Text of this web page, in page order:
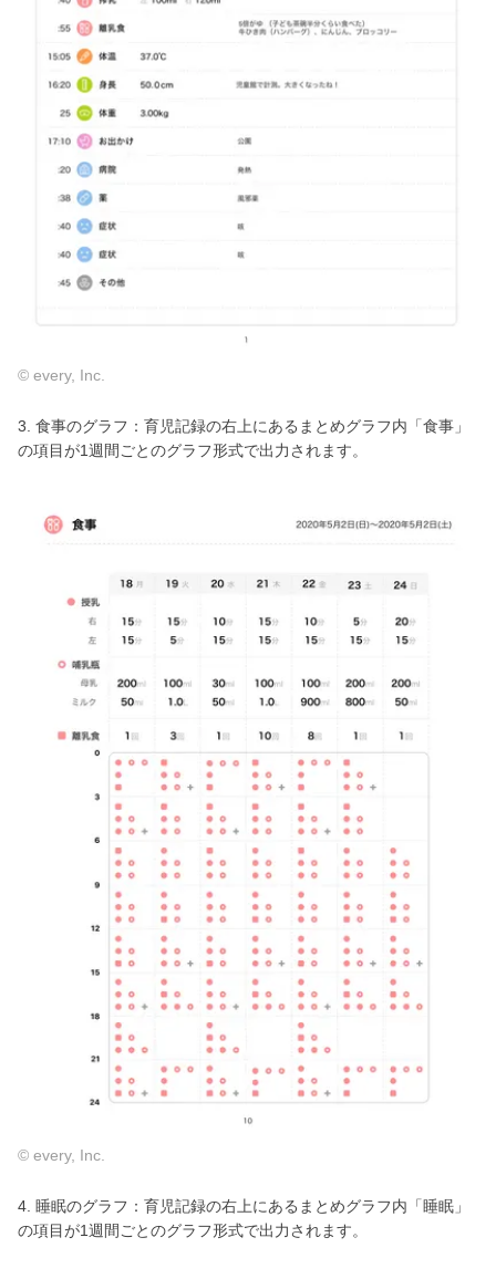
© every, Inc.
3. 食事のグラフ：育児記録の右上にあるまとめグラフ内「食事」
の項目が1週間ごとのグラフ形式で出力されます。
© every, Inc.
4. 睡眠のグラフ：育児記録の右上にあるまとめグラフ内「睡眠」
の項目が1週間ごとのグラフ形式で出力されます。